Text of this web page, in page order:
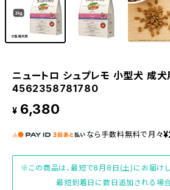
ニュートロ シュプレモ 小型犬 成
4562358781780
¥ 6,380
なら 手数料無料で 月々
※この商品は、最短で8月8日(土)にお届けし
最短到着日に数日追加される場合